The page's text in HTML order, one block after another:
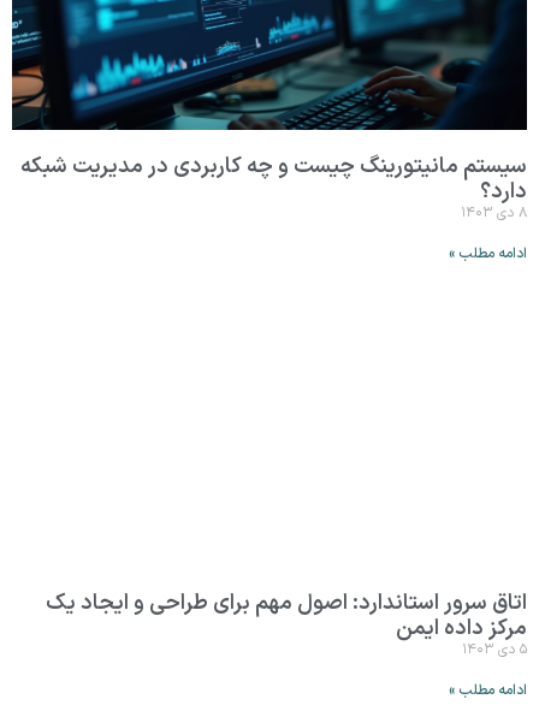
سیستم مانیتورینگ چیست و چه کاربردی در مدیریت شبکه
دارد؟
۸ دی ۱۴۰۳
ادامه مطلب »
اتاق سرور استاندارد: اصول مهم برای طراحی و ایجاد یک
مرکز داده ایمن
۵ دی ۱۴۰۳
ادامه مطلب »